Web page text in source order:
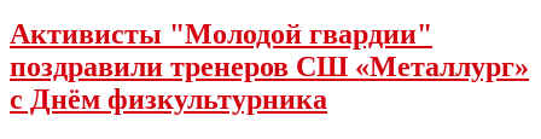
Активисты "Молодой гвардии"
поздравили тренеров СШ «Металлург»
с Днëм физкультурника